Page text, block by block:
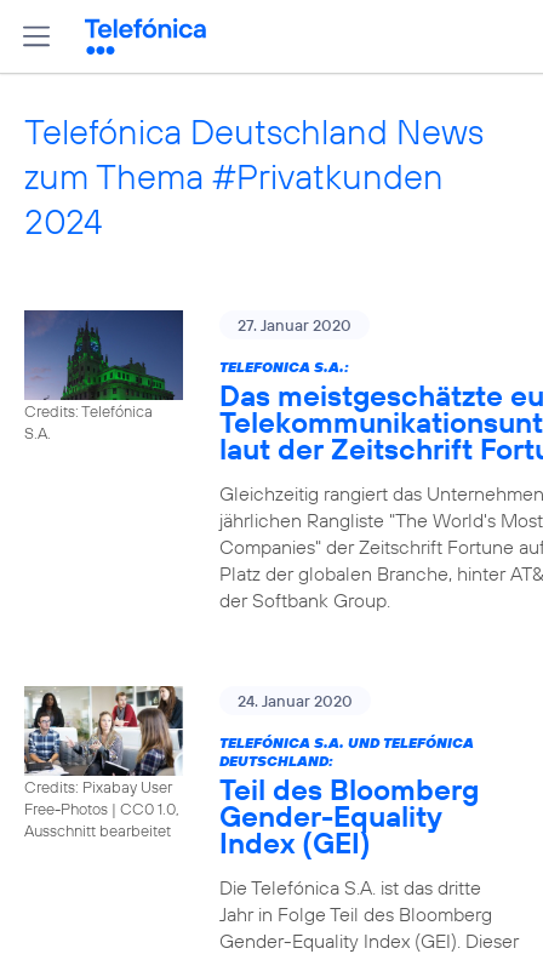
Telefónica Deutschland News
zum Thema #Privatkunden
2024
Credits: Telefónica
S.A.
27. Januar 2020
TELEFONICA S.A.:
Das meistgeschätzte
laut der Zeitschrift
Gleichzeitig rangiert das
jährlichen Rangliste "The World's
Companies" der Zeitschrift Fortune
Platz der globalen Branche, hinter
der Softbank Group.
Credits: Pixabay User
Free-Photos | CC0 1.0,
Ausschnitt bearbeitet
24. Januar 2020
TELEFÓNICA S.A. UND TELEFÓNICA
DEUTSCHLAND:
Teil des Bloomberg
Gender-Equality
Index (GEI)
Die Telefónica S.A. ist das dritte
Jahr in Folge Teil des Bloomberg
Gender-Equality Index (GEI). Dieser